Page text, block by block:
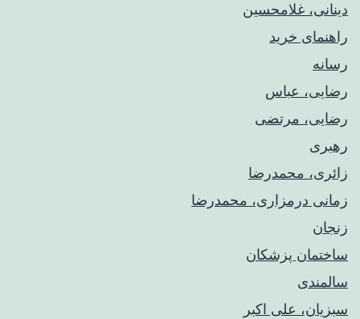
دینانی، غلامحسین
راهنمای خريد
رسانه
رضایی، عباس
رضایی، مرتضی
رهبری
زائری، محمدرضا
زمانی درمزاری، محمدرضا
زنجان
ساختمان پزشکان
سالمندی
سبزیان، علی اکبر